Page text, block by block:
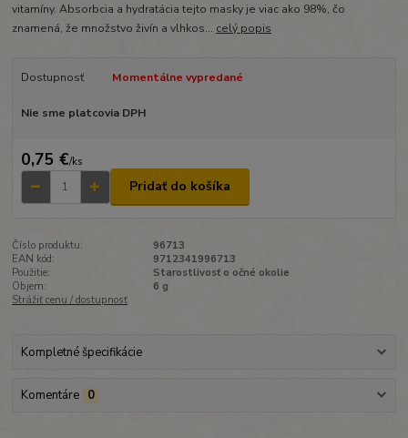
vitamíny. Absorbcia a hydratácia tejto masky je viac ako 98%, čo
znamená, že množstvo živín a vlhkos... celý popis
Dostupnosť Momentálne vypredané
Nie sme platcovia DPH
0,75 €/ks
Pridať do košíka
Číslo produktu:
96713
EAN kód:
9712341996713
Použitie:
Starostlivosť o očné okolie
Objem:
6 g
Strážiť cenu / dostupnosť
Kompletné špecifikácie
Komentáre 0